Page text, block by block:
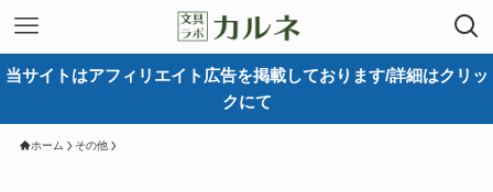
当サイトはアフィリエイト広告を掲載しております/詳細はクリッ
クにて
ホーム その他